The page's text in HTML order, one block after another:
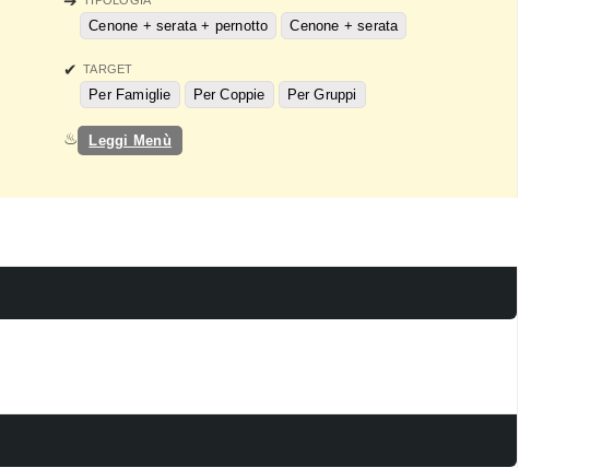
Cenone + serata + pernotto Cenone + serata
TARGET
Per Famiglie Per Coppie Per Gruppi
Leggi Menù